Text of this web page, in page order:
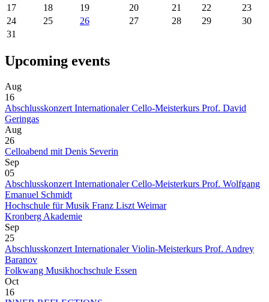
17
18 19 20 21 22
23
24
25 26 27 28 29
30
31
Upcoming events
Aug
16
Abschlusskonzert Internationaler Cello-Meisterkurs Prof. David
Geringas
Aug
26
Celloabend mit Denis Severin
Sep
05
Abschlusskonzert Internationaler Cello-Meisterkurs Prof. Wolfgang
Emanuel Schmidt
Hochschule für Musik Franz Liszt Weimar
Kronberg Akademie
Sep
25
Abschlusskonzert Internationaler Violin-Meisterkurs Prof. Andrey
Baranov
Folkwang Musikhochschule Essen
Oct
16